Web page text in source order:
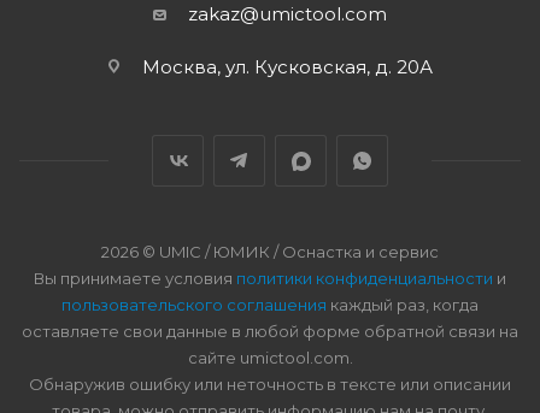
zakaz@umictool.com
Москва, ул. Кусковская, д. 20А
2026 © UMIC / ЮМИК / Оснастка и сервис
Вы принимаете условия политики конфиденциальности и
пользовательского соглашения каждый раз, когда
оставляете свои данные в любой форме обратной связи на
сайте umictool.com.
Обнаружив ошибку или неточность в тексте или описании